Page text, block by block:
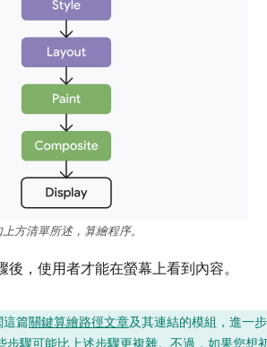
上方清單所述，算繪程序。
後，使用者才能在螢幕上看到內容。
這篇關鍵算繪路徑文章及其連結的模組，進一
步驟可能比上述步驟更複雜。不過，如果您想